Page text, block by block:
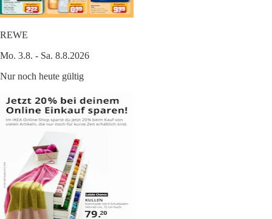
REWE
Mo. 3.8. - Sa. 8.8.2026
Nur noch heute gültig